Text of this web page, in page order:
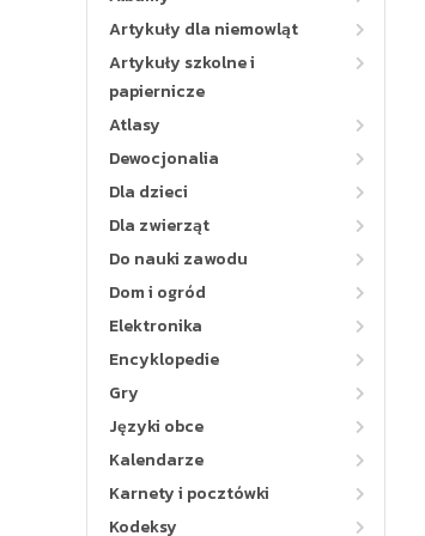
Artykuły dla niemowląt
Artykuły szkolne i
papiernicze
Atlasy
Dewocjonalia
Dla dzieci
Dla zwierząt
Do nauki zawodu
Dom i ogród
Elektronika
Encyklopedie
Gry
Języki obce
Kalendarze
Karnety i pocztówki
Kodeksy